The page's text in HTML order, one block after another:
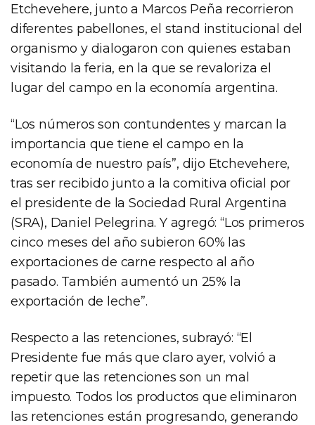
Etchevehere, junto a Marcos Peña recorrieron
diferentes pabellones, el stand institucional del
organismo y dialogaron con quienes estaban
visitando la feria, en la que se revaloriza el
lugar del campo en la economía argentina.
“Los números son contundentes y marcan la
importancia que tiene el campo en la
economía de nuestro país”, dijo Etchevehere,
tras ser recibido junto a la comitiva oficial por
el presidente de la Sociedad Rural Argentina
(SRA), Daniel Pelegrina. Y agregó: “Los primeros
cinco meses del año subieron 60% las
exportaciones de carne respecto al año
pasado. También aumentó un 25% la
exportación de leche”.
Respecto a las retenciones, subrayó: “El
Presidente fue más que claro ayer, volvió a
repetir que las retenciones son un mal
impuesto. Todos los productos que eliminaron
las retenciones están progresando, generando